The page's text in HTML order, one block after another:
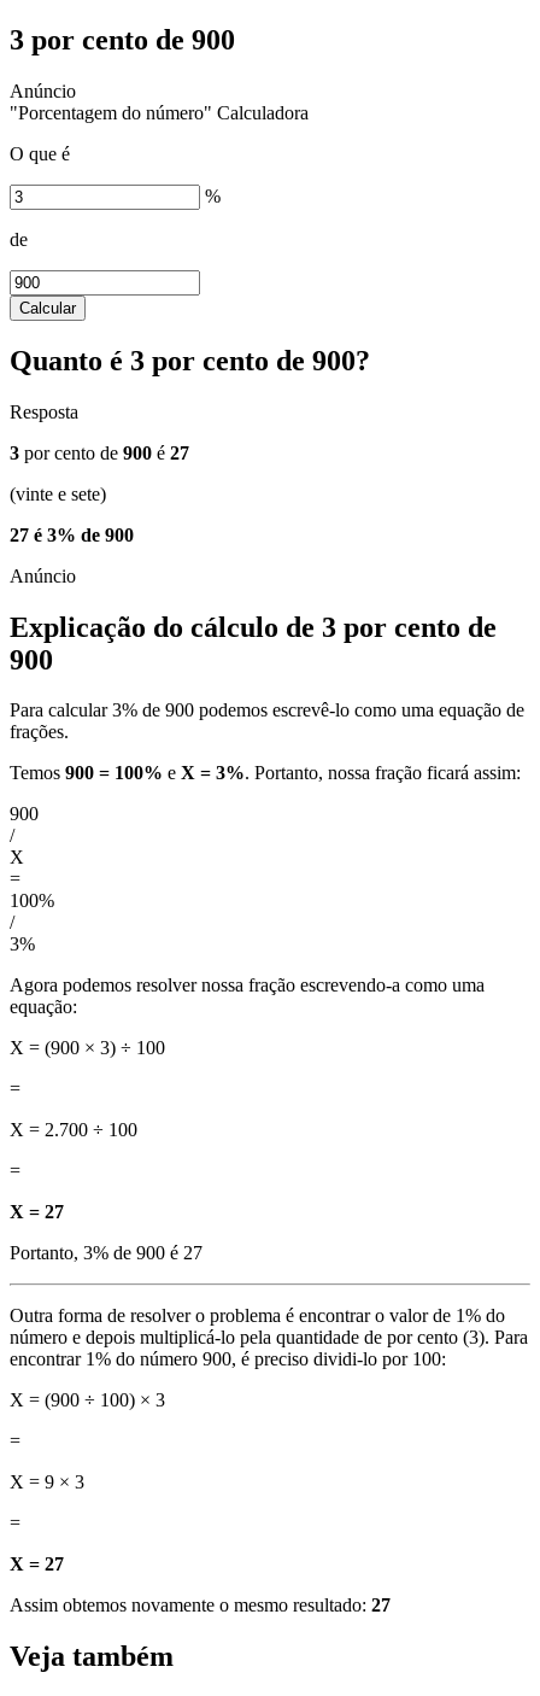
3 por cento de 900
"Porcentagem do número" Calculadora
O que é
%
de
Calcular
Quanto é 3 por cento de 900?
Resposta
3 por cento de 900 é 27
(vinte e sete)
27 é 3% de 900
Explicação do cálculo de 3 por cento de
900
Para calcular 3% de 900 podemos escrevê-lo como uma equação de
frações.
Temos 900 = 100% e X = 3%. Portanto, nossa fração ficará assim:
900
/
X
=
100%
/
3%
Agora podemos resolver nossa fração escrevendo-a como uma
equação:
X = (900 × 3) ÷ 100
=
X = 2.700 ÷ 100
=
X = 27
Portanto, 3% de 900 é 27
Outra forma de resolver o problema é encontrar o valor de 1% do
número e depois multiplicá-lo pela quantidade de por cento (3). Para
encontrar 1% do número 900, é preciso dividi-lo por 100:
X = (900 ÷ 100) × 3
=
X = 9 × 3
=
X = 27
Assim obtemos novamente o mesmo resultado: 27
Veja também